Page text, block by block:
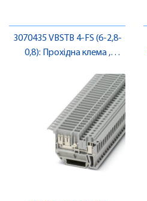
3070435 VBSTB 4-FS (6-2,8-
0,8): Прохідна клема ,